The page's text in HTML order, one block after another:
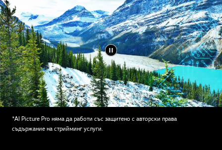
*AI Picture Pro няма да работи със защитено с авторски права
съдържание на стрийминг услуги.